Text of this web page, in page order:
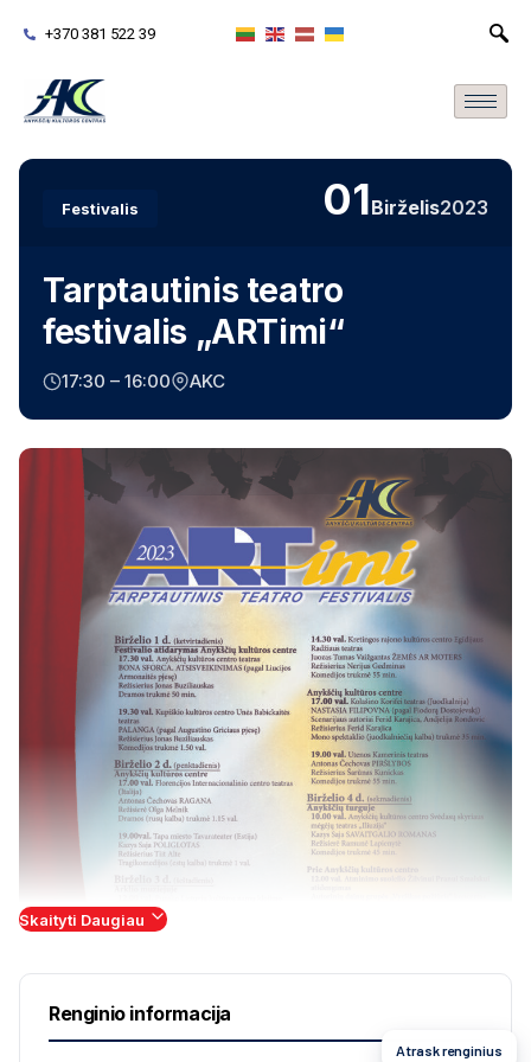
+370 381 522 39
Festivalis 01Birželis2023
Tarptautinis teatro
festivalis „ARTimi“
17:30 – 16:00 AKC
Skaityti Daugiau
Renginio informacija
Atrask renginius